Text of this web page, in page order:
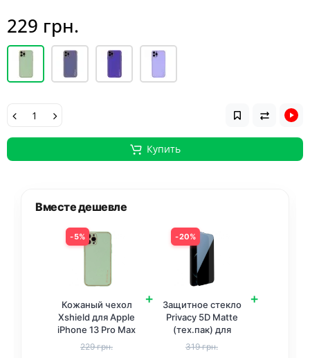
229 грн.
Купить
Вместе дешевле
5%
Кожаный чехол
Xshield для Apple
iPhone 13 Pro Max
(6.7 дюйма)
Зеленый /
229 грн.
+
20%
Защитное стекло
Privacy 5D Matte
(тех.пак) для
Apple iPhone 13
Pro Max / 14 Plus
319 грн.
+